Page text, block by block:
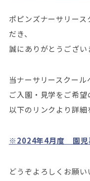
ポピンズナーサリー
だき、
誠にありがとうござい
当ナーサリースクール
ご入園・見学をご希望
以下のリンクより詳細
※2024年4月度 園児
どうぞよろしくお願い